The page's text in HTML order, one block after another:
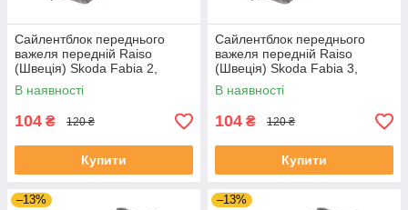
Сайлентблок переднього
важеля передній Raiso
(Швеція) Skoda Fabia 2,
Шкода Фабія 2 06-14 #RL-
1J0182V UADIKZU4
В наявності
104 ₴ 120 ₴
Купити
Сайлентблок переднього
важеля передній Raiso
(Швеція) Skoda Fabia 3,
Шкода Фабія 3 14-21 #RL-
1J0182V UATXDAZ4
В наявності
104 ₴ 120 ₴
Купити
–13% –13%